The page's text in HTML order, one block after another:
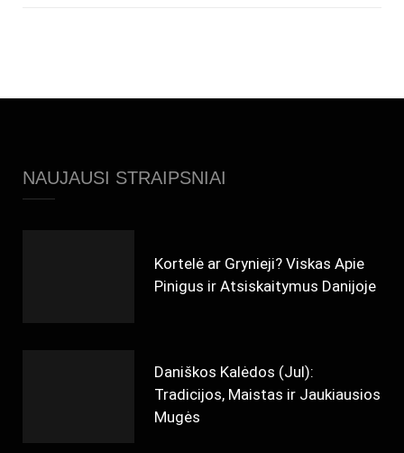
NAUJAUSI STRAIPSNIAI
Kortelė ar Grynieji? Viskas Apie
Pinigus ir Atsiskaitymus Danijoje
Daniškos Kalėdos (Jul):
Tradicijos, Maistas ir Jaukiausios
Mugės